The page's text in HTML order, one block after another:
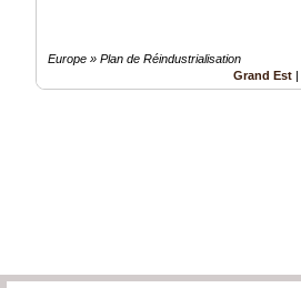
Europe » Plan de Réindustrialisation
Grand Est |